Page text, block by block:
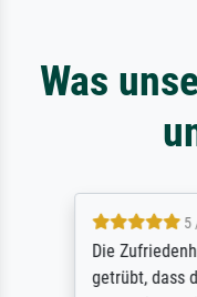
Was
5
Die
getrübt, dass